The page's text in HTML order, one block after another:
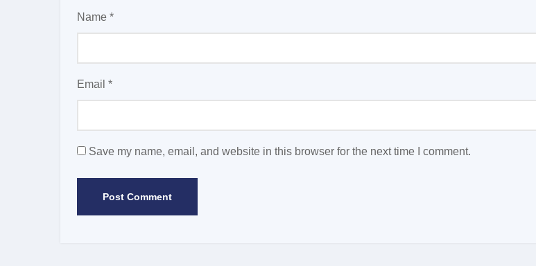
Name *
Email *
Save my name, email, and website in this browser for the next time I comment.